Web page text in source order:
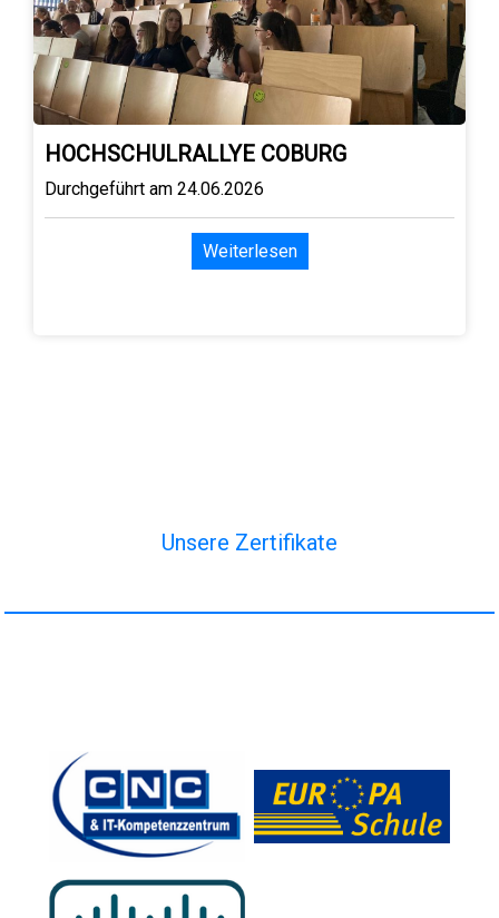
HOCHSCHULRALLYE COBURG
Durchgeführt am 24.06.2026
Weiterlesen
Unsere Zertifikate